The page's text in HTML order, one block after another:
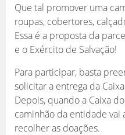
Que tal promover uma
roupas, cobertores,
Essa é a proposta da
e o Exército de Salvação!
Para participar, basta
solicitar a entrega da
Depois, quando a Caixa
caminhão da entidade
recolher as doações.